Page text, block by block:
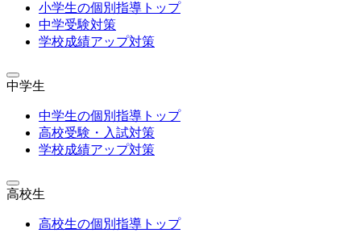
小学生の個別指導トップ
中学受験対策
学校成績アップ対策
中学生
中学生の個別指導トップ
高校受験・入試対策
学校成績アップ対策
高校生
高校生の個別指導トップ